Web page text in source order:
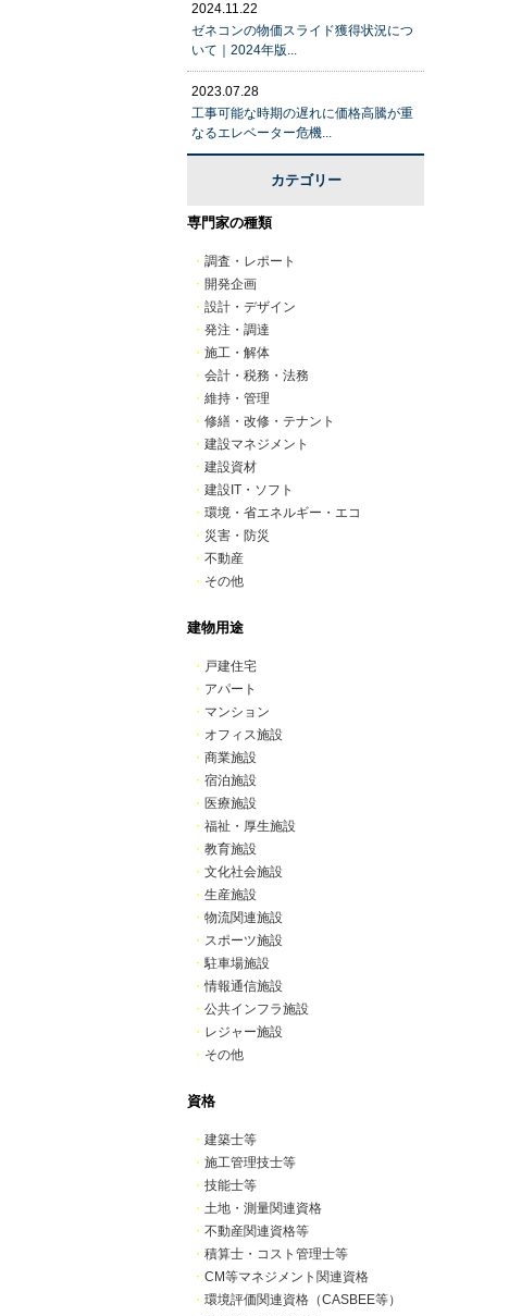
2024.11.22
ゼネコンの物価スライド獲得状況につ
いて｜2024年版...
2023.07.28
工事可能な時期の遅れに価格高騰が重
なるエレベーター危機...
カテゴリー
専門家の種類
・ 調査・レポート
・ 開発企画
・ 設計・デザイン
・ 発注・調達
・ 施工・解体
・ 会計・税務・法務
・ 維持・管理
・ 修繕・改修・テナント
・ 建設マネジメント
・ 建設資材
・ 建設IT・ソフト
・ 環境・省エネルギー・エコ
・ 災害・防災
・ 不動産
・ その他
建物用途
・ 戸建住宅
・ アパート
・ マンション
・ オフィス施設
・ 商業施設
・ 宿泊施設
・ 医療施設
・ 福祉・厚生施設
・ 教育施設
・ 文化社会施設
・ 生産施設
・ 物流関連施設
・ スポーツ施設
・駐車場施設
・情報通信施設
・ 公共インフラ施設
・ レジャー施設
・ その他
資格
・ 建築士等
・ 施工管理技士等
・ 技能士等
・ 土地・測量関連資格
・ 不動産関連資格等
・ 積算士・コスト管理士等
・ CM等マネジメント関連資格
・ 環境評価関連資格（CASBEE等）